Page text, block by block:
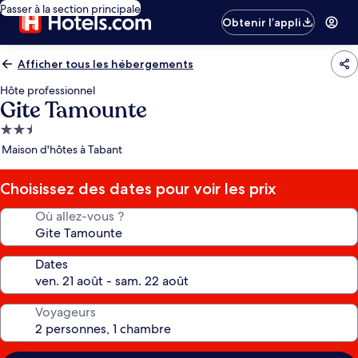
Passer à la section principale
Obtenir l’appli
Afficher tous les hébergements
Hôte professionnel
Gite Tamounte
Hébergement
2.5 étoiles
Maison d'hôtes à Tabant
Choisissez des dates pour voir les prix
Où allez-vous ?
Dates
Voyageurs